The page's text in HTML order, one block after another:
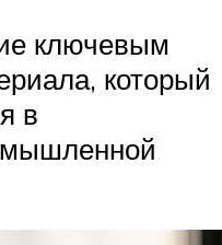
ключевым
который
в